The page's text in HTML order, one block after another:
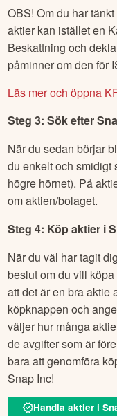
OBS! Om du har
aktier kan istället en
Beskattning och
påminner om den för
Läs mer och öppna
Steg 3: Sök efter
När du sedan börjar
du enkelt och smidigt
högre hörnet). På
om aktien/bolaget.
Steg 4: Köp aktier i
När du väl har tagit
beslut om du vill
att det är en bra aktie
köpknappen och
väljer hur många
de avgifter som är
bara att genomföra
Snap Inc!
Handla aktier i